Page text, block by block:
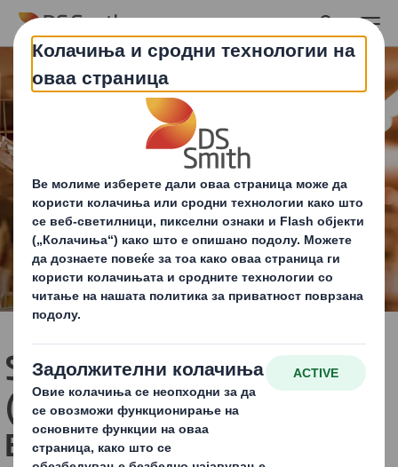
Skip to main content
Shelf Ready Packaging
(SRP): 5 придобивки за
Вас и Вашите купувачи